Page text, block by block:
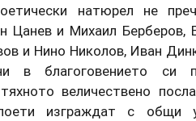
натюрел не
Цанев и Михаил
и Нино Николов, Иван
в благоговението си
величествено
изграждат с общи